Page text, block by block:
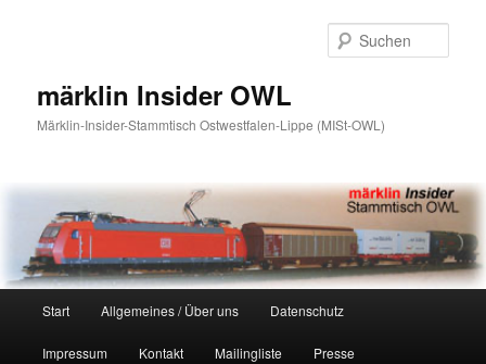
märklin Insider OWL
Märklin-Insider-Stammtisch Ostwestfalen-Lippe (MISt-OWL)
Start Allgemeines / Über uns Datenschutz
Impressum Kontakt Mailingliste Presse